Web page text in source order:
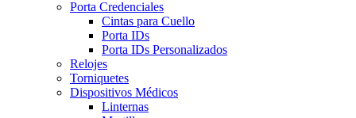
Porta Credenciales
Cintas para Cuello
Porta IDs
Porta IDs Personalizados
Relojes
Torniquetes
Dispositivos Médicos
Linternas